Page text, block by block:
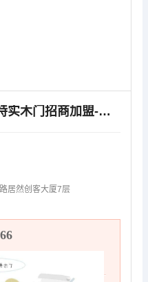
实木门招商加盟-呼和浩特实木门招商加盟-广千实木门(多图)
居然创客大厦7层